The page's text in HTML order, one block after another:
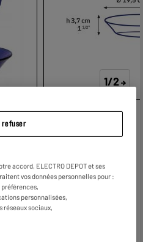
1/2
refuser
accord, ELECTRO DEPOT et ses
vos données personnelles pour :
préférences,
personnalisées,
réseaux sociaux,